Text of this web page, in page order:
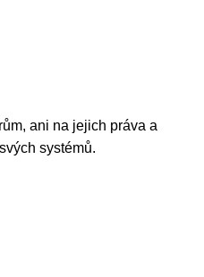
ani na jejich práva a
systémů.